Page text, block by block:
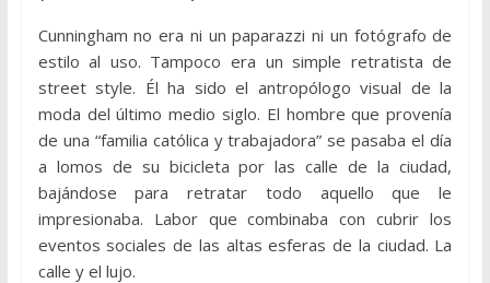
Cunningham no era ni un paparazzi ni un fotógrafo de
estilo al uso. Tampoco era un simple retratista de
street style. Él ha sido el antropólogo visual de la
moda del último medio siglo. El hombre que provenía
de una “familia católica y trabajadora” se pasaba el día
a lomos de su bicicleta por las calle de la ciudad,
bajándose para retratar todo aquello que le
impresionaba. Labor que combinaba con cubrir los
eventos sociales de las altas esferas de la ciudad. La
calle y el lujo.